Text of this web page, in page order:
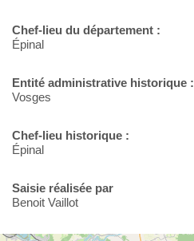
Chef-lieu du département :
Épinal
Entité administrative historique :
Vosges
Chef-lieu historique :
Épinal
Saisie réalisée par
Benoit Vaillot